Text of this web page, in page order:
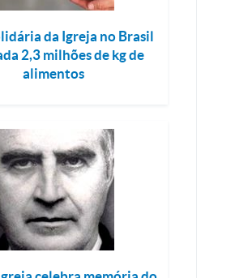
da Igreja no Brasil
2,3 milhões de kg de
alimentos